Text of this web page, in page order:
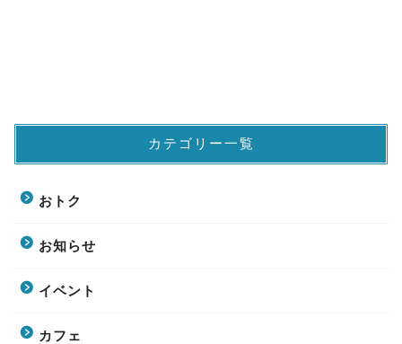
カテゴリー一覧
おトク
お知らせ
イベント
カフェ